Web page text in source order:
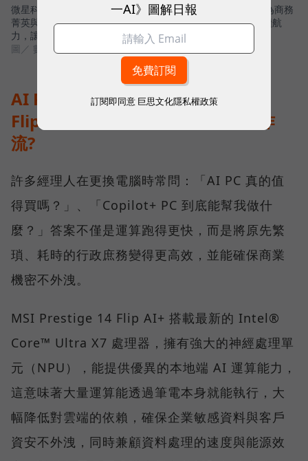
微星科技（MSI）最新推出的 Prestige 14 Flip AI+，正是專為商務
菁英與專業人士打造的解方，高畫質 OLED 顯示器與全天候續航
力，讓 AI 真正流暢地融入日常工作流程。
圖／ 數位時代
AI PC 時代來臨：MSI Prestige 14
Flip AI+ 如何用地端AI算力重塑工作
流?
許多經理人在更換電腦時常問：「AI PC 真的值
得買嗎？」、「Copilot+ PC 到底能幫我做什
麼？」答案不僅是運算跑得更快，而是將原先繁
瑣、耗時的行政庶務變得更高效，並能確保商業
機密不外洩。
MSI Prestige 14 Flip AI+ 搭載最新的 Intel®
Core™ Ultra X7 處理器，擁有強大的神經處理單
元（NPU），能提供優異的本地端 AI 運算能力，
這意味著大量運算能透過筆電本身就能執行，大
幅降低對雲端的依賴，確保企業敏感資料與客戶
資安不外洩，同時兼顧資料處理的速度與能源效
一AI》圖解日報
訂閱即同意 巨思文化隱私權政策